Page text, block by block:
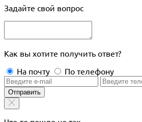
Задайте свой вопрос
Как вы хотите получить ответ?
На почту
По телефону
Отправить